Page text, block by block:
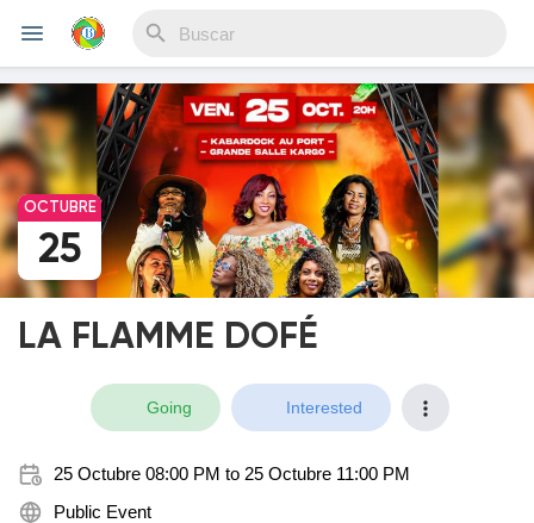
Reels
Discover Eventos
My Events
OCTUBRE
25
LA FLAMME DOFÉ
Going Interested
25 Octubre 08:00 PM to 25 Octubre 11:00 PM
Public Event